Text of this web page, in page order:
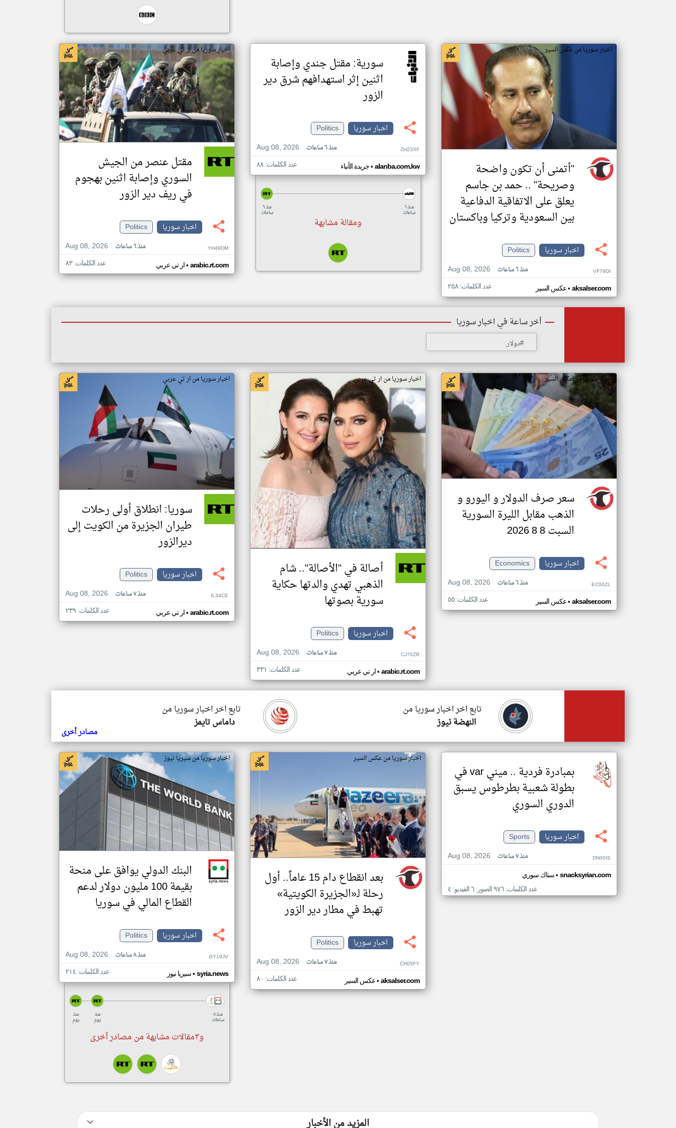
اخبار سوريا من عكس السير
"أتمنى أن تكون واضحة
وصريحة" .. حمد بن جاسم
يعلق على الاتفاقية الدفاعية
بين السعودية وتركيا وباكستان
اخبار سوريا
Politics
Aug 08, 2026
منذ ٦ ساعات VF79DI
عكس السير• aksalser.com عدد الكلمات: ٢٥٨
سورية: مقتل جندي وإصابة
اثنين إثر ‏استهدافهم شرق دير
الزور
اخبار سوريا
Politics
Aug 08, 2026
منذ ٦ ساعات ZH23XF
جريدة الأنباء• alanba.com.kw عدد الكلمات: ٨٨
منذ ٦
ساعات
منذ ٦
ساعات
ومقالة مشابهة
اخبار سوريا من ار تي عربي
مقتل عنصر من الجيش
السوري وإصابة اثنين بهجوم
في ريف دير الزور
اخبار سوريا
Politics
Aug 08, 2026
منذ ٦ ساعات YH49DM
ار تي عربي• arabic.rt.com عدد الكلمات: ٨٣
أخر ساعة في اخبار سوريا
#دولار
اخبار سوريا من عكس السير
سعر صرف الدولار و اليورو و
الذهب مقابل الليرة السورية
السبت 8 8 2026
اخبار سوريا
Economics
Aug 08, 2026
منذ ٦ ساعات EC00ZL
عكس السير• aksalser.com عدد الكلمات: ٥٥
اخبار سوريا من ار تي عربي
أصالة في "الأصالة".. شام
الذهبي تهدي والدتها حكاية
سورية بصوتها
اخبار سوريا
Politics
Aug 08, 2026
منذ ٧ ساعات CJ76ZR
ار تي عربي• arabic.rt.com عدد الكلمات: ٣٣١
اخبار سوريا من ار تي عربي
سوريا: انطلاق أولى رحلات
طيران الجزيرة من الكويت إلى
ديرالزور
اخبار سوريا
Politics
Aug 08, 2026
منذ ٧ ساعات IL34CE
ار تي عربي• arabic.rt.com عدد الكلمات: ٢٣٩
تابع اخر اخبار سوريا من
داماس تايمز
تابع اخر اخبار سوريا من
النهضة نيوز
مصادر أخرى
بمبادرة فردية .. ميني var في
بطولة شعبية بطرطوس يسبق
الدوري السوري
اخبار سوريا
Sports
Aug 08, 2026
منذ ٧ ساعات DN00IS
سناك سوري• snacksyrian.com
عدد الكلمات: ٩٧٦ الصور: ٦ الفيديو: ٤
اخبار سوريا من عكس السير
بعد انقطاع دام 15 عاماً.. أول
رحلة لـ«الجزيرة الكويتية»
تهبط في مطار دير الزور
اخبار سوريا
Politics
Aug 08, 2026
منذ ٧ ساعات CH05FY
عكس السير• aksalser.com عدد الكلمات: ٨٠
اخبار سوريا من سيريا نيوز
البنك الدولي يوافق على منحة
بقيمة 100 مليون دولار لدعم
القطاع المالي في سوريا
اخبار سوريا
Politics
Aug 08, 2026
منذ ٨ ساعات GY19JV
سيريا نيوز• syria.news عدد الكلمات: ٢١٤
منذ
يوم
منذ
يوم
منذ ٨
ساعات
و٣مقالات مشابهة من مصادر أخرى
المزيد من الأخبار